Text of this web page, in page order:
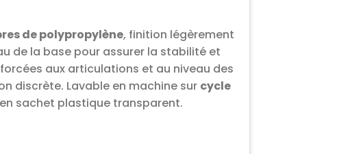
de polypropylène, finition légèrement
de la base pour assurer la stabilité et
aux articulations et au niveau des
discrète. Lavable en machine sur cycle
sachet plastique transparent.